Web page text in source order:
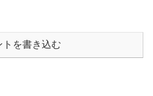
トを書き込む